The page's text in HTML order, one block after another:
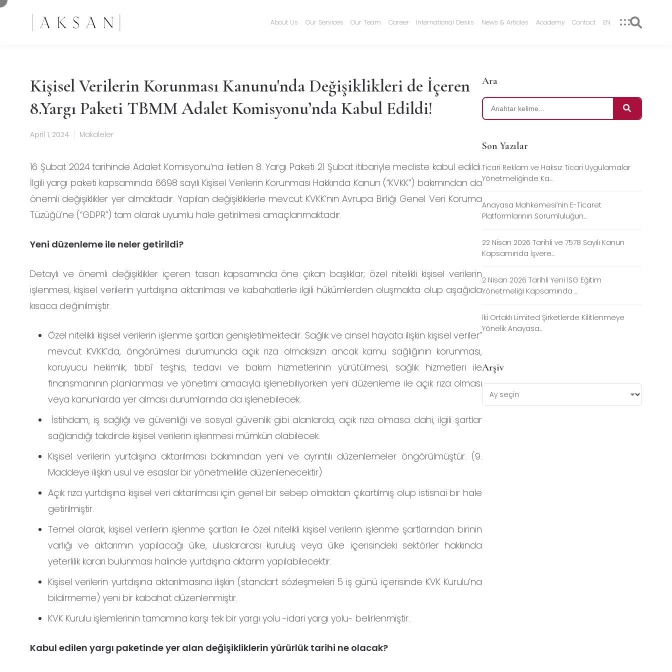
About Us Our Services Our Team Career International Desks News & Articles Academy Contact EN
Kişisel Verilerin Korunması Kanunu'nda Değişiklikleri de İçeren
8.Yargı Paketi TBMM Adalet Komisyonu’nda Kabul Edildi!
April 1, 2024 Makaleler
16 Şubat 2024 tarihinde Adalet Komisyonu’na iletilen 8. Yargı Paketi 21 Şubat itibariyle mecliste kabul edildi.
İlgili yargı paketi kapsamında 6698 sayılı Kişisel Verilerin Korunması Hakkında Kanun (“KVKK”) bakımından da
önemli değişiklikler yer almaktadır. Yapılan değişikliklerle mevcut KVKK’nın Avrupa Birliği Genel Veri Koruma
Tüzüğü’ne (“GDPR”) tam olarak uyumlu hale getirilmesi amaçlanmaktadır.
Yeni düzenleme ile neler getirildi?
Detaylı ve önemli değişiklikler içeren tasarı kapsamında öne çıkan başlıklar; özel nitelikli kişisel verilerin
işlenmesi, kişisel verilerin yurtdışına aktarılması ve kabahatlerle ilgili hükümlerden oluşmakta olup aşağıda
kısaca değinilmiştir.
Özel nitelikli kişisel verilerin işlenme şartları genişletilmektedir. Sağlık ve cinsel hayata ilişkin kişisel veriler”
mevcut KVKK’da, öngörülmesi durumunda açık rıza olmaksızın ancak kamu sağlığının korunması,
koruyucu hekimlik, tıbbî teşhis, tedavi ve bakım hizmetlerinin yürütülmesi, sağlık hizmetleri ile
finansmanının planlanması ve yönetimi amacıyla işlenebiliyorken yeni düzenleme ile açık rıza olması
veya kanunlarda yer alması durumlarında da işlenebilecek.
İstihdam, iş sağlığı ve güvenliği ve sosyal güvenlik gibi alanlarda, açık rıza olmasa dahi, ilgili şartlar
sağlandığı takdirde kişisel verilerin işlenmesi mümkün olabilecek.
Kişisel verilerin yurtdışına aktarılması bakımından yeni ve ayrıntılı düzenlemeler öngörülmüştür. (9.
Maddeye ilişkin usul ve esaslar bir yönetmelikle düzenlenecektir)
Açık rıza yurtdışına kişisel veri aktarılması için genel bir sebep olmaktan çıkartılmış olup istisnai bir hale
getirilmiştir.
Temel olarak, kişisel verilerin işlenme şartları ile özel nitelikli kişisel verilerin işlenme şartlarından birinin
varlığı ve aktarımın yapılacağı ülke, uluslararası kuruluş veya ülke içerisindeki sektörler hakkında
yeterlilik kararı bulunması halinde yurtdışına aktarım yapılabilecektir.
Kişisel verilerin yurtdışına aktarılmasına ilişkin (standart sözleşmeleri 5 iş günü içerisinde KVK Kurulu’na
bildirmeme) yeni bir kabahat düzenlenmiştir.
KVK Kurulu işlemlerinin tamamına karşı tek bir yargı yolu -idari yargı yolu- belirlenmiştir.
Kabul edilen yargı paketinde yer alan değişikliklerin yürürlük tarihi ne olacak?
Ara
Son Yazılar
Ticari Reklam ve Haksız Ticari Uygulamalar
Yönetmeliğinde Ka...
Anayasa Mahkemesi’nin E-Ticaret
Platformlarının Sorumluluğun...
22 Nisan 2026 Tarihli ve 7578 Sayılı Kanun
Kapsamında İşvere...
2 Nisan 2026 Tarihli Yeni İSG Eğitim
Yönetmeliği Kapsamında ...
İki Ortaklı Limited Şirketlerde Kilitlenmeye
Yönelik Anayasa...
Arşiv